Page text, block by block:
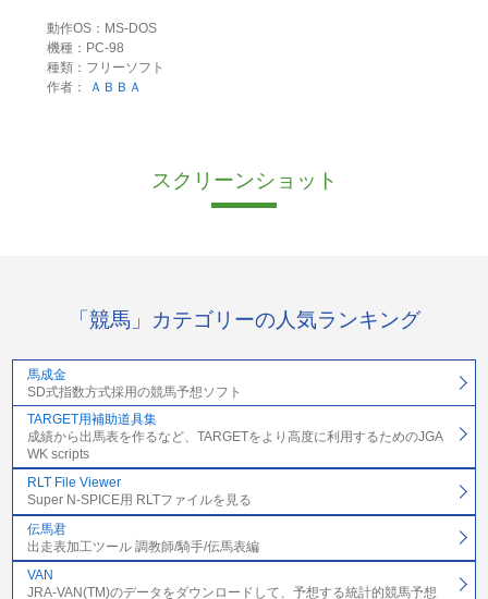
動作OS：MS-DOS
機種：PC-98
種類：フリーソフト
作者：
ＡＢＢＡ
スクリーンショット
「競馬」カテゴリーの人気ランキング
馬成金
SD式指数方式採用の競馬予想ソフト
TARGET用補助道具集
成績から出馬表を作るなど、TARGETをより高度に利用するためのJGA
WK scripts
RLT File Viewer
Super N-SPICE用 RLTファイルを見る
伝馬君
出走表加工ツール 調教師/騎手/伝馬表編
VAN
JRA-VAN(TM)のデータをダウンロードして、予想する統計的競馬予想